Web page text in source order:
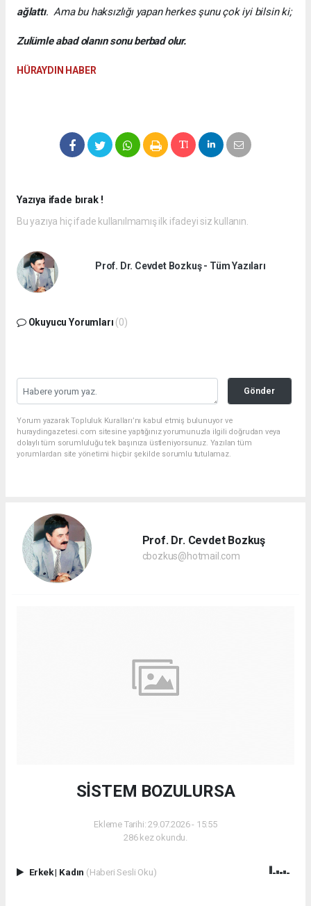
ağlattı. Ama bu haksızlığı yapan herkes şunu çok iyi bilsin ki;
Zulümle abad olanın sonu berbad olur.
HÜRAYDIN HABER
Yazıya ifade bırak !
Bu yazıya hiç ifade kullanılmamış ilk ifadeyi siz kullanın.
Prof. Dr. Cevdet Bozkuş - Tüm Yazıları
Okuyucu Yorumları (0)
Gönder
Yorum yazarak Topluluk Kuralları’nı kabul etmiş bulunuyor ve
huraydingazetesi.com sitesine yaptığınız yorumunuzla ilgili doğrudan veya
dolaylı tüm sorumluluğu tek başınıza üstleniyorsunuz. Yazılan tüm
yorumlardan site yönetimi hiçbir şekilde sorumlu tutulamaz.
Prof. Dr. Cevdet Bozkuş
cbozkus@hotmail.com
SİSTEM BOZULURSA
Ekleme Tarihi: 29.07.2026 - 15:55
286 kez okundu.
Erkek| Kadın (Haberi Sesli Oku)